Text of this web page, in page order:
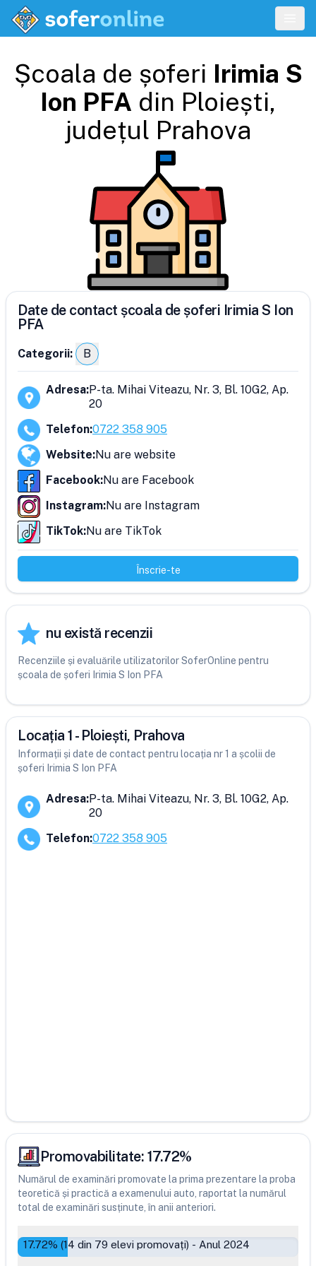
Școala de șoferi Irimia S
Ion PFA din Ploiești,
județul Prahova
Date de contact școala de șoferi Irimia S Ion
PFA
Categorii: B
Adresa:P-ta. Mihai Viteazu, Nr. 3, Bl. 10G2, Ap.
20
Telefon:0722 358 905
Website:Nu are website
Facebook:Nu are Facebook
Instagram:Nu are Instagram
TikTok:Nu are TikTok
Înscrie-te
nu există recenzii
Recenziile și evaluările utilizatorilor SoferOnline pentru
școala de șoferi Irimia S Ion PFA
Locația 1 - Ploiești, Prahova
Informații și date de contact pentru locația nr 1 a școlii de
șoferi Irimia S Ion PFA
Adresa:P-ta. Mihai Viteazu, Nr. 3, Bl. 10G2, Ap.
20
Telefon:0722 358 905
Promovabilitate: 17.72%
Numărul de examinări promovate la prima prezentare la proba
teoretică și practică a examenului auto, raportat la numărul
total de examinări susținute, în anii anteriori.
17.72% (14 din 79 elevi promovați) - Anul 2024